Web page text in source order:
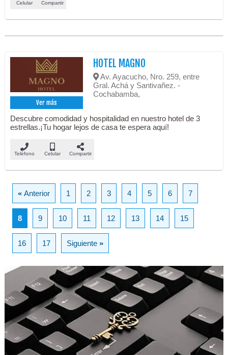
Celular Compartir
Ver más
HOTEL MAGNO
Av. Ayacucho, Nro. 259, entre
Gral. Achá y Santivañez. -
Cochabamba,
Descubre comodidad y hospitalidad en nuestro hotel de 3
estrellas.¡Tu hogar lejos de casa te espera aquí!
Teléfono Celular Compartir
«Anterior 1 2 3 4 5 6 7
8 9 10 11 12 13 14 15
16 17 Siguiente»